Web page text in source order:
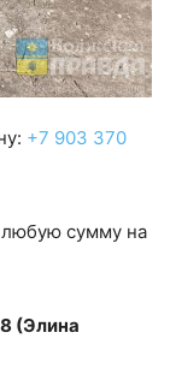
+7 903 370
сумму на
(Элина